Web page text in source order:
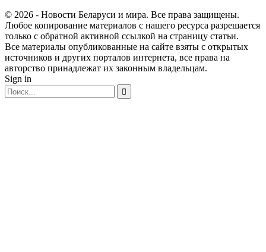
© 2026 - Новости Беларуси и мира. Все права защищены.
Любое копирование материалов с нашего ресурса разрешается
только с обратной активной ссылкой на страницу статьи.
Все материалы опубликованные на сайте взяты с открытых
источников и других порталов интернета, все права на
авторство принадлежат их законным владельцам.
Sign in